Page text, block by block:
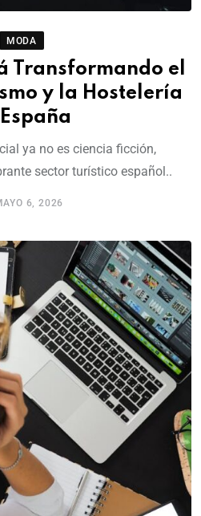
MODA
Transformando el
y la Hostelería
ya no es ciencia ficción,
sector turístico español..
6, 2026